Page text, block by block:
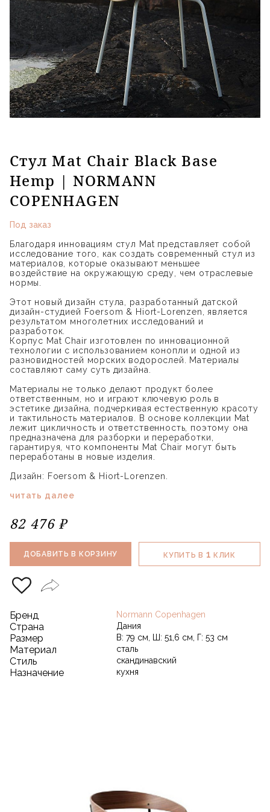
Стул Mat Chair Black Base
Hemp | NORMANN
COPENHAGEN
Под заказ
Благодаря инновациям стул Mat представляет собой
исследование того, как создать современный стул из
материалов, которые оказывают меньшее
воздействие на окружающую среду, чем отраслевые
нормы.
Этот новый дизайн стула, разработанный датской
дизайн-студией Foersom & Hiort-Lorenzen, является
результатом многолетних исследований и
разработок.
Корпус Mat Chair изготовлен по инновационной
технологии с использованием конопли и одной из
разновидностей морских водорослей. Материалы
составляют саму суть дизайна.
Материалы не только делают продукт более
ответственным, но и играют ключевую роль в
эстетике дизайна, подчеркивая естественную красоту
и тактильность материалов. В основе коллекции Mat
лежит цикличность и ответственность, поэтому она
предназначена для разборки и переработки,
гарантируя, что компоненты Mat Chair могут быть
переработаны в новые изделия.
Дизайн: Foersom & Hiort-Lorenzen.
читать далее
82 476 ₽
ДОБАВИТЬ В КОРЗИНУ КУПИТЬ В 1 КЛИК
Бренд Normann Copenhagen
Страна Дания
Размер В: 79 см, Ш: 51,6 см, Г: 53 см
Материал сталь
Стиль скандинавский
Назначение кухня